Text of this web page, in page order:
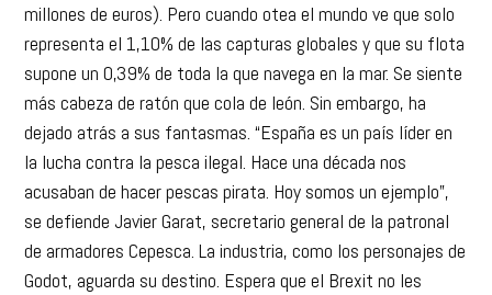
millones de euros). Pero cuando otea el mundo ve que solo
representa el 1,10% de las capturas globales y que su flota
supone un 0,39% de toda la que navega en la mar. Se siente
más cabeza de ratón que cola de león. Sin embargo, ha
dejado atrás a sus fantasmas. “España es un país líder en
la lucha contra la pesca ilegal. Hace una década nos
acusaban de hacer pescas pirata. Hoy somos un ejemplo”,
se defiende Javier Garat, secretario general de la patronal
de armadores Cepesca. La industria, como los personajes de
Godot, aguarda su destino. Espera que el Brexit no les